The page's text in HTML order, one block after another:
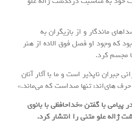
ماندگار و از بازیگران به
که وجود او فصل فوق الاده از هنر
مجسم کرد.
ناپذیر است و ما با آثار آنان
های‌اند: تنها صداست که می‌ماند.»
با گفتن «خداحافظی با بانوی
ژاله علو متنی را انتشار کرد.